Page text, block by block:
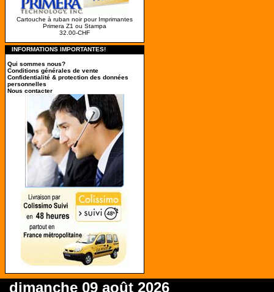
Cartouche à ruban noir pour Imprimantes
Primera Z1 ou Stampa
32.00-CHF
INFORMATIONS IMPORTANTES!
Qui sommes nous?
Conditions générales de vente
Confidentialité & protection des données
personnelles
Nous contacter
dimanche 09 août 2026